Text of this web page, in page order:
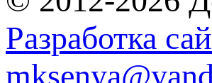
Разработка